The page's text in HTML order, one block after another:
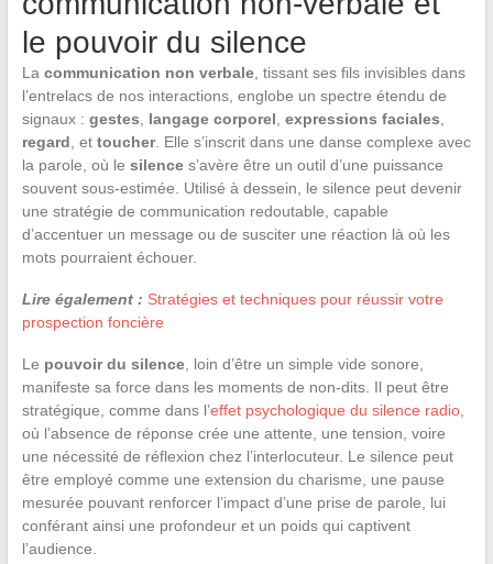
le pouvoir du silence
La communication non verbale, tissant ses fils invisibles dans
l’entrelacs de nos interactions, englobe un spectre étendu de
signaux : gestes langage corporel expressions faciales
regard , et toucher. Elle s’inscrit dans une danse complexe avec
la parole, où le silences’avère être un outil d’une puissance
souvent sous-estimée. Utilisé à dessein, le silence peut devenir
une stratégie de communication redoutable, capable
d’accentuer un message ou de susciter une réaction là où les
mots pourraient échouer.
Lire également : Stratégies et techniques pour réussir votre
prospection foncière
Le pouvoir du silence, loin d’être un simple vide sonore,
manifeste sa force dans les moments de non-dits. Il peut être
stratégique, comme dans l’effet psychologique du silence radio,
où l’absence de réponse crée une attente, une tension, voire
une nécessité de réflexion chez l’interlocuteur. Le silence peut
être employé comme une extension du charisme, une pause
mesurée pouvant renforcer l’impact d’une prise de parole, lui
conférant ainsi une profondeur et un poids qui captivent
l’audience.